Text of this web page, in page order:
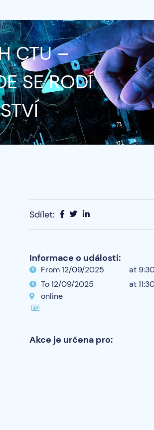
CTU –
SE RODÍ
Sdílet:
Informace o události:
From 12/09/2025
at
To 12/09/2025
at
online
Akce je určena pro: